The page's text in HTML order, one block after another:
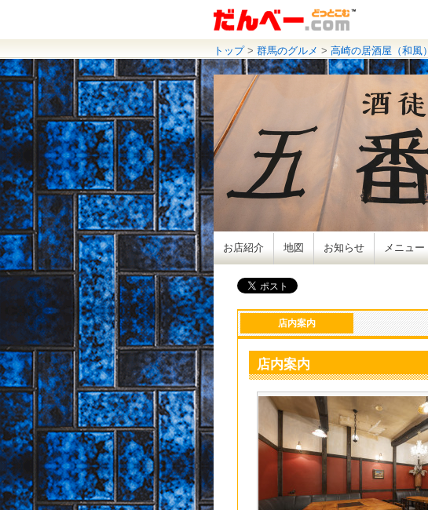
トップ> 群馬のグルメ > 高崎の居酒屋（和風）
お店紹介 地図 お知らせ メニュー
店内案内
店内案内